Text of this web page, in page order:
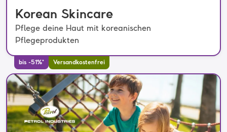
Korean Skincare
Pflege deine Haut mit koreanischen
Pflegeprodukten
bis -51%* Versandkostenfrei